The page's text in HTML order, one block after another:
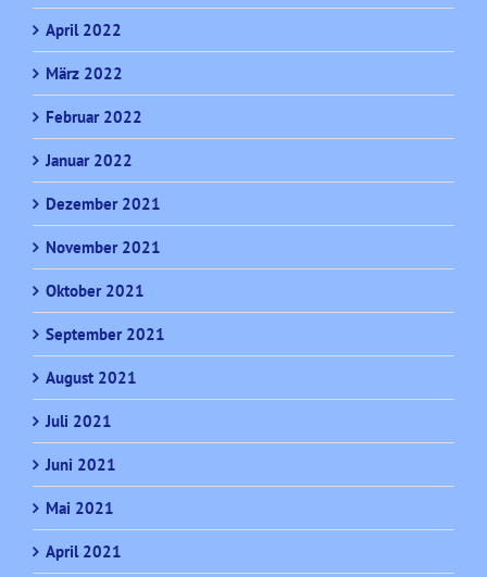
April 2022
März 2022
Februar 2022
Januar 2022
Dezember 2021
November 2021
Oktober 2021
September 2021
August 2021
Juli 2021
Juni 2021
Mai 2021
April 2021